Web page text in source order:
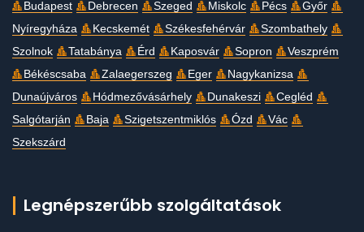
Budapest Debrecen Szeged Miskolc Pécs
Győr
Nyíregyháza
Kecskemét Székesfehérvár
Szombathely
Szolnok
Tatabánya Érd Kaposvár Sopron
Veszprém
Békéscsaba
Zalaegerszeg Eger
Nagykanizsa
Dunaújváros
Hódmezővásárhely Dunakeszi
Cegléd
Salgótarján
Baja Szigetszentmiklós Ózd
Vác
Szekszárd
Legnépszerűbb szolgáltatások